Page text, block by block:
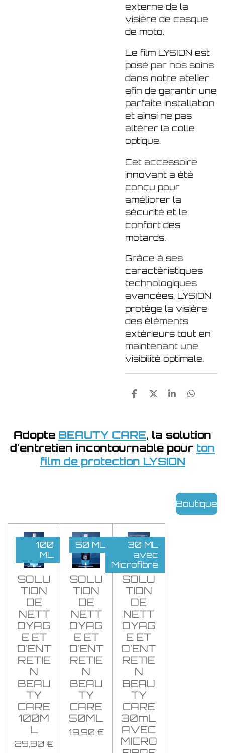
externe de la
visière de casque
de moto.
Le film LYSION est
posé par nos soins
dans notre atelier
afin de garantir une
parfaite installation
et ainsi ne pas
altérer la colle
optique.
Cet accessoire
innovant a été
conçu pour
améliorer la
sécurité et le
confort des
motards.
Grâce à ses
caractéristiques
technologiques
avancées, LYSION
protège la visière
des éléments
extérieurs tout en
maintenant une
visibilité optimale.
P
a
g
e
r
P
a
g
e
r
P
a
g
e
r
P
a
g
e
Adopte BEAUTY CARE, la solution
d'entretien incontournable pour ton
film de protection LYSION
Boutique
100
ML
SOLU
TION
DE
NETT
OYAG
E ET
D'ENT
RETIE
N
BEAU
TY
CARE
100M
L
29,90 €
50 ML
SOLU
TION
DE
NETT
OYAG
E ET
D'ENT
RETIE
N
BEAU
TY
CARE
50ML
19,90 €
30 ML
avec
Microfibre
SOLU
TION
DE
NETT
OYAG
E ET
D'ENT
RETIE
N
BEAU
TY
CARE
30mL
AVEC
MICRO